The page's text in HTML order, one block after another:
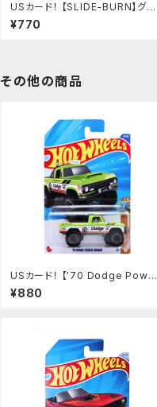
USカード！ 【SLIDE-BURN】グリ
ーン
¥770
その他の商品
USカード！ 【'70 Dodge Power
Wagon 】
¥880